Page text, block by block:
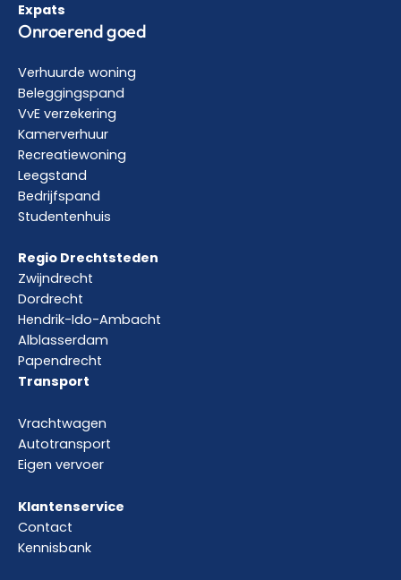
Expats
Onroerend goed
Verhuurde woning
Beleggingspand
VvE verzekering
Kamerverhuur
Recreatiewoning
Leegstand
Bedrijfspand
Studentenhuis
Regio Drechtsteden
Zwijndrecht
Dordrecht
Hendrik-Ido-Ambacht
Alblasserdam
Papendrecht
Transport
Vrachtwagen
Autotransport
Eigen vervoer
Klantenservice
Contact
Kennisbank